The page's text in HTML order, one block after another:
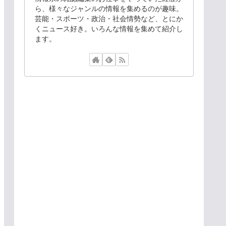
ら、様々なジャンルの情報を集めるのが趣味。
芸能・スポーツ・政治・社会情勢など、とにか
くニュース好き。いろんな情報を集めて紹介し
ます。